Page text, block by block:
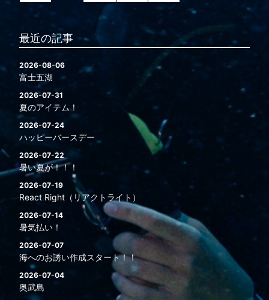
最近の記事
2026-08-06
富士五湖
2026-07-31
夏のアイテム！
2026-07-24
ハッピーバースデー
2026-07-22
暑い夏が！！！
2026-07-19
React Right（リアクトライト）
2026-07-14
暑気払い！
2026-07-07
海へのお誘い作成スタート！！
2026-07-04
奥武島